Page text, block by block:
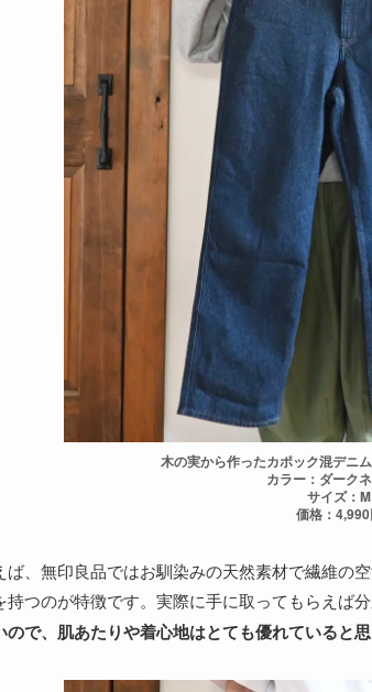
木の実から作ったカポック混デニ
カラー：ダーク
サイズ：M
価格：4,990
ば、無印良品ではお馴染みの天然素材で繊維の
持つのが特徴です。実際に手に取ってもらえば分
ので、肌あたりや着心地はとても優れていると